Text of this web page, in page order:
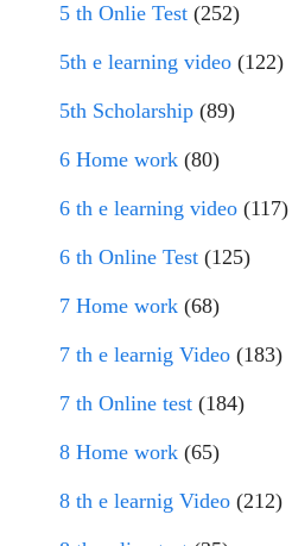
5 th Onlie Test (252)
5th e learning video (122)
5th Scholarship (89)
6 Home work (80)
6 th e learning video (117)
6 th Online Test (125)
7 Home work (68)
7 th e learnig Video (183)
7 th Online test (184)
8 Home work (65)
8 th e learnig Video (212)